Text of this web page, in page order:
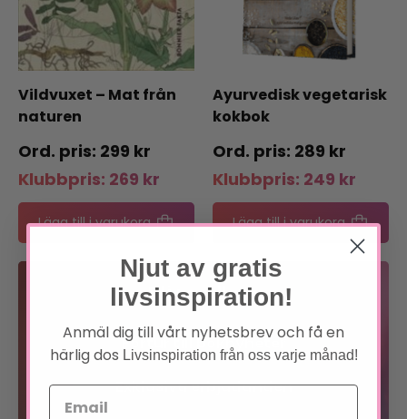
Vildvuxet – Mat från
naturen
299 kr
Klubbpris: 269 kr
Lägg till i varukorg
Ayurvedisk vegetarisk
kokbok
289 kr
Klubbpris: 249 kr
Lägg till i varukorg
Bli medlem
Förtur till boknyheter
Exklusiva erbjudanden
Njut av gratis
livsinspiration!
Anmäl dig till vårt nyhetsbrev och få en
härlig dos Livsinspiration från oss varje månad!